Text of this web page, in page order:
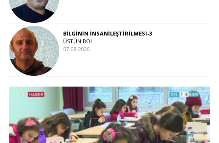
BİLGİNİN İNSANİLEŞTİRİLMESİ-3
ÜSTÜN BOL
07.08.2026